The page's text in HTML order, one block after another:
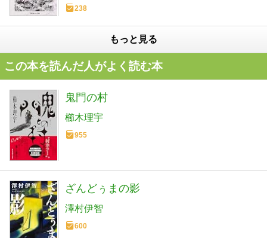
238
もっと見る
この本を読んだ人がよく読む本
鬼門の村
櫛木理宇
955
ざんどぅまの影
澤村伊智
600